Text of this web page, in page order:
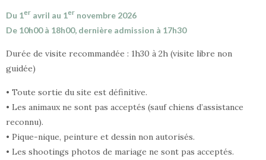
Du 1er avril au 1er novembre 2026
De 10h00 à 18h00, dernière admission à 17h30
Durée de visite recommandée : 1h30 à 2h (visite libre non
guidée)
• Toute sortie du site est définitive.
• Les animaux ne sont pas acceptés (sauf chiens d’assistance
reconnu).
• Pique-nique, peinture et dessin non autorisés.
• Les shootings photos de mariage ne sont pas acceptés.